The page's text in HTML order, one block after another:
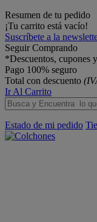
Resumen de tu pedido
¡Tu carrito está vacío!
Suscríbete a la
Seguir Comprando
*Descuentos, cupones
Pago 100% seguro
Total con descuento
Ir Al Carrito
Estado de mi pedido